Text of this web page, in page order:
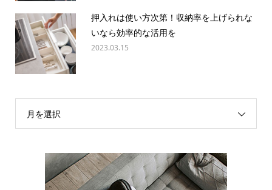
押入れは使い方次第！収納率を上げられな
いなら効率的な活用を
2023.03.15
月を選択